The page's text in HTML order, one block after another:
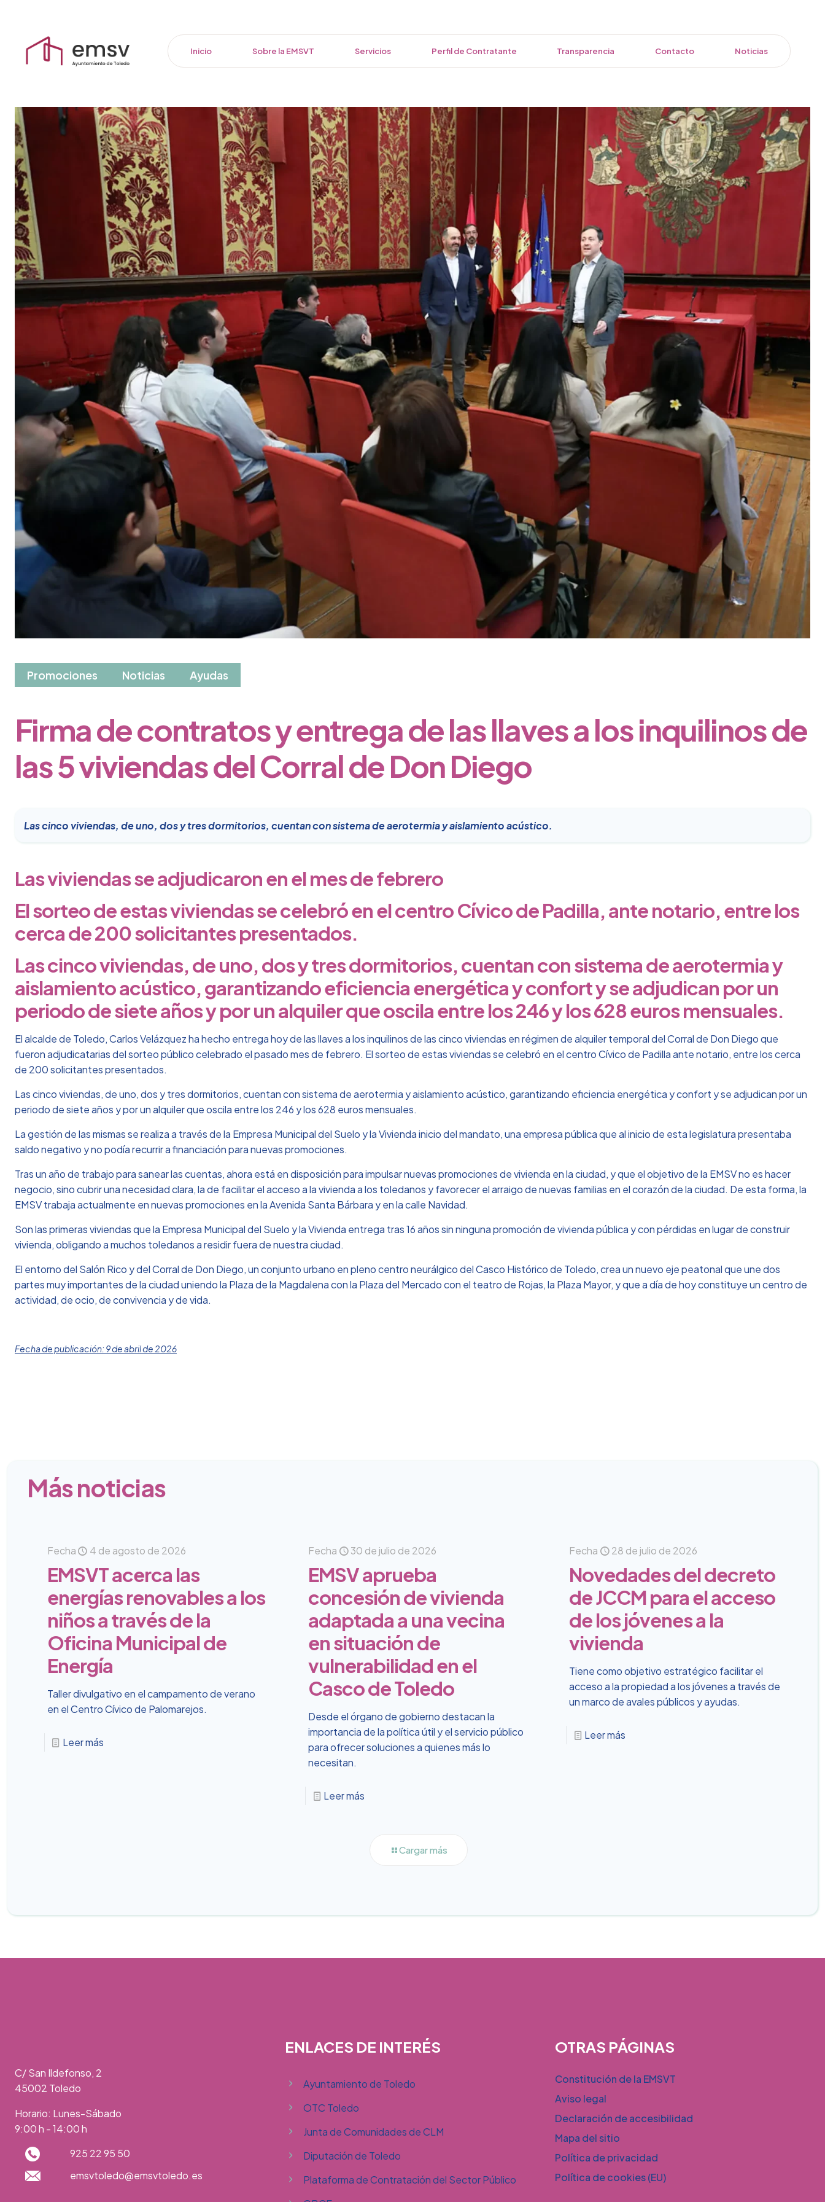
Inicio Sobre la EMSVT Servicios Perfil de Contratante Transparencia Contacto Noticias
Promociones Noticias Ayudas
Firma de contratos y entrega de las llaves a los inquilinos de
las 5 viviendas del Corral de Don Diego
Las cinco viviendas, de uno, dos y tres dormitorios, cuentan con sistema de aerotermia y aislamiento acústico.
Las viviendas se adjudicaron en el mes de febrero
El sorteo de estas viviendas se celebró en el centro Cívico de Padilla, ante notario, entre los
cerca de 200 solicitantes presentados.
Las cinco viviendas, de uno, dos y tres dormitorios, cuentan con sistema de aerotermia y
aislamiento acústico, garantizando eficiencia energética y confort y se adjudican por un
periodo de siete años y por un alquiler que oscila entre los 246 y los 628 euros mensuales.
El alcalde de Toledo, Carlos Velázquez ha hecho entrega hoy de las llaves a los inquilinos de las cinco viviendas en régimen de alquiler temporal del Corral de Don Diego que
fueron adjudicatarias del sorteo público celebrado el pasado mes de febrero. El sorteo de estas viviendas se celebró en el centro Cívico de Padilla ante notario, entre los cerca
de 200 solicitantes presentados.
Las cinco viviendas, de uno, dos y tres dormitorios, cuentan con sistema de aerotermia y aislamiento acústico, garantizando eficiencia energética y confort y se adjudican por un
periodo de siete años y por un alquiler que oscila entre los 246 y los 628 euros mensuales.
La gestión de las mismas se realiza a través de la Empresa Municipal del Suelo y la Vivienda inicio del mandato, una empresa pública que al inicio de esta legislatura presentaba
saldo negativo y no podía recurrir a financiación para nuevas promociones.
Tras un año de trabajo para sanear las cuentas, ahora está en disposición para impulsar nuevas promociones de vivienda en la ciudad, y que el objetivo de la EMSV no es hacer
negocio, sino cubrir una necesidad clara, la de facilitar el acceso a la vivienda a los toledanos y favorecer el arraigo de nuevas familias en el corazón de la ciudad. De esta forma, la
EMSV trabaja actualmente en nuevas promociones en la Avenida Santa Bárbara y en la calle Navidad.
Son las primeras viviendas que la Empresa Municipal del Suelo y la Vivienda entrega tras 16 años sin ninguna promoción de vivienda pública y con pérdidas en lugar de construir
vivienda, obligando a muchos toledanos a residir fuera de nuestra ciudad.
El entorno del Salón Rico y del Corral de Don Diego, un conjunto urbano en pleno centro neurálgico del Casco Histórico de Toledo, crea un nuevo eje peatonal que une dos
partes muy importantes de la ciudad uniendo la Plaza de la Magdalena con la Plaza del Mercado con el teatro de Rojas, la Plaza Mayor, y que a día de hoy constituye un centro de
actividad, de ocio, de convivencia y de vida.
Fecha de publicación: 9 de abril de 2026
Más noticias
Fecha 4 de agosto de 2026
EMSVT acerca las
energías renovables a los
niños a través de la
Oficina Municipal de
Energía
Taller divulgativo en el campamento de verano
en el Centro Cívico de Palomarejos.
Leer más
Fecha 30 de julio de 2026
EMSV aprueba
concesión de vivienda
adaptada a una vecina
en situación de
vulnerabilidad en el
Casco de Toledo
Desde el órgano de gobierno destacan la
importancia de la política útil y el servicio público
para ofrecer soluciones a quienes más lo
necesitan.
Leer más
Fecha 28 de julio de 2026
Novedades del decreto
de JCCM para el acceso
de los jóvenes a la
vivienda
Tiene como objetivo estratégico facilitar el
acceso a la propiedad a los jóvenes a través de
un marco de avales públicos y ayudas.
Leer más
Cargar más
C/ San Ildefonso, 2
45002 Toledo
Horario: Lunes-Sábado
9:00 h - 14:00 h
925 22 95 50
emsvtoledo@emsvtoledo.es
ENLACES DE INTERÉS
Ayuntamiento de Toledo
OTC Toledo
Junta de Comunidades de CLM
Diputación de Toledo
Plataforma de Contratación del Sector Público
OTRAS PÁGINAS
Constitución de la EMSVT
Aviso legal
Declaración de accesibilidad
Mapa del sitio
Política de privacidad
Política de cookies (EU)